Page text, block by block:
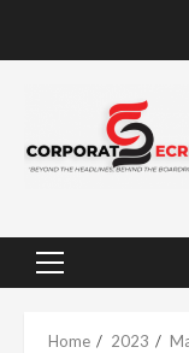
Primary
Home 2023